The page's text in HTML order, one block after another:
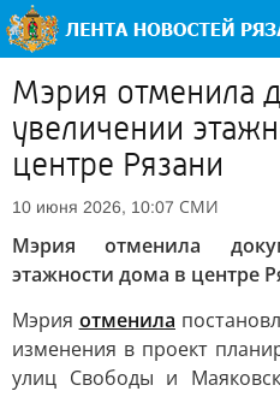
Мэрия отменила
увеличении
центре Рязани
10 июня 2026, 10:07 СМИ
Мэрия отменила
этажности дома в центре
Мэрия отменила
изменения в проект
улиц Свободы и